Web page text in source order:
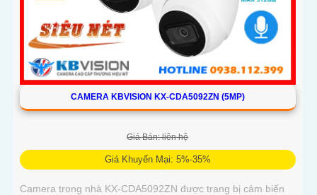
CAMERA KBVISION KX-CDA5092ZN (5MP)
Giá Bán: liên hệ
Giá Khuyến Mại: 5%-35%
Camera trong nhà KX-CDA5092ZN được trang bị cảm biến